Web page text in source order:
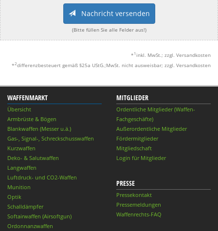
Nachricht versenden
(Bitte füllen Sie alle Felder aus!)
* 1 inkl. MwSt.; zzgl. Versandkosten
*2differenzbesteuert gemäß §25a UStG.;MwSt. nicht ausweisbar; zzgl. Versandkosten
WAFFENMARKT
Übersicht
Armbrüste & Bögen
Blankwaffen (Messer u.ä.)
Gas-, Signal-, Schreckschusswaffen
Kurzwaffen
Deko- & Salutwaffen
Langwaffen
Luftdruck- und CO2-Waffen
Munition
Optik
Schalldämpfer
Softairwaffen (Airsoftgun)
Ordonnanzwaffen
MITGLIEDER
Ordentliche Mitglieder (Waffen-
Fachgeschäfte)
Außerordentliche Mitglieder
Fördermitglieder
Mitgliedschaft
Login für Mitglieder
PRESSE
Pressekontakt
Pressemeldungen
Waffenrechts-FAQ